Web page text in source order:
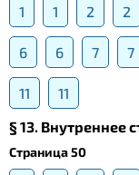
1 1 2 2
6 6 7 7
11
11
§ 13. Внутреннее
Страница 50